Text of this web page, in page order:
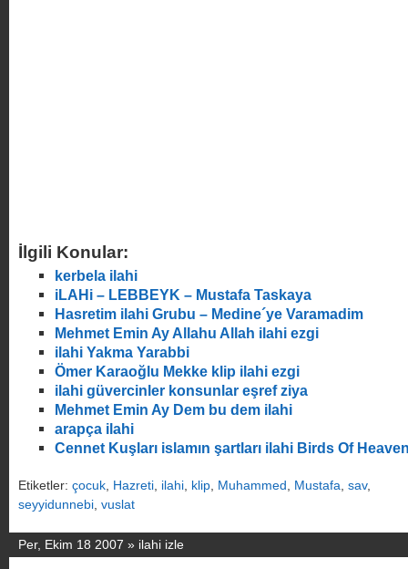
İlgili Konular:
kerbela ilahi
iLAHi – LEBBEYK – Mustafa Taskaya
Hasretim ilahi Grubu – Medine´ye Varamadim
Mehmet Emin Ay Allahu Allah ilahi ezgi
ilahi Yakma Yarabbi
Ömer Karaoğlu Mekke klip ilahi ezgi
ilahi güvercinler konsunlar eşref ziya
Mehmet Emin Ay Dem bu dem ilahi
arapça ilahi
Cennet Kuşları islamın şartları ilahi Birds Of
Etiketler: çocuk Hazreti ilahi klip Muhammed Mustafa sav,
seyyidunnebi vuslat
Per, Ekim 18 2007 » ilahi izle